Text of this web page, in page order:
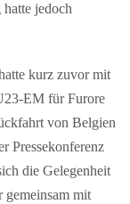
jedoch
kurz zuvor mit
EM für Furore
von Belgien
Pressekonferenz
die Gelegenheit
gemeinsam mit